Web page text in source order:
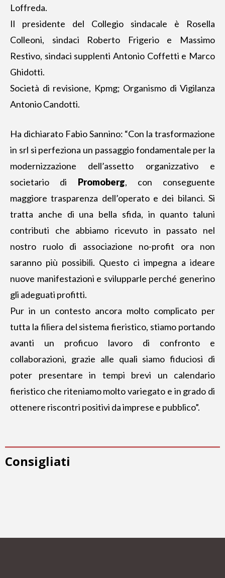
Loffreda.
Il presidente del Collegio sindacale è Rosella
Colleoni, sindaci Roberto Frigerio e Massimo
Restivo, sindaci supplenti Antonio Coffetti e Marco
Ghidotti.
Società di revisione, Kpmg; Organismo di Vigilanza
Antonio Candotti.
Ha dichiarato Fabio Sannino: “Con la trasformazione
in srl si perfeziona un passaggio fondamentale per la
modernizzazione dell’assetto organizzativo e
societario di Promoberg, con conseguente
maggiore trasparenza dell’operato e dei bilanci. Si
tratta anche di una bella sfida, in quanto taluni
contributi che abbiamo ricevuto in passato nel
nostro ruolo di associazione no-profit ora non
saranno più possibili. Questo ci impegna a ideare
nuove manifestazioni e svilupparle perché generino
gli adeguati profitti.
Pur in un contesto ancora molto complicato per
tutta la filiera del sistema fieristico, stiamo portando
avanti un proficuo lavoro di confronto e
collaborazioni, grazie alle quali siamo fiduciosi di
poter presentare in tempi brevi un calendario
fieristico che riteniamo molto variegato e in grado di
ottenere riscontri positivi da imprese e pubblico”.
Consigliati